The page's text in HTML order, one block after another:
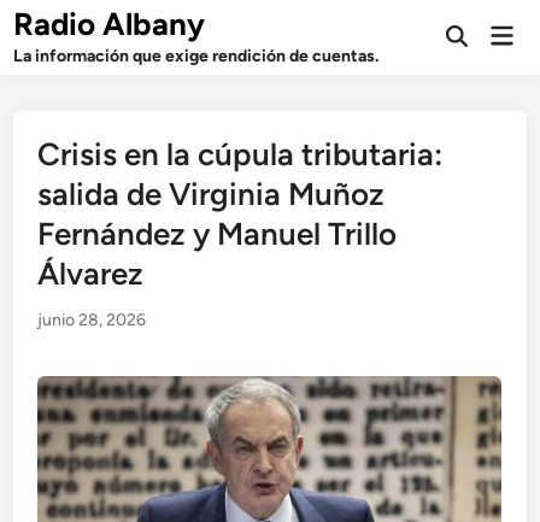
Saltar
contenido
Radio Albany
La información que exige rendición de cuentas.
Abrir
Crisis en la cúpula tributaria:
salida de Virginia Muñoz
Fernández y Manuel Trillo
Álvarez
junio 28, 2026